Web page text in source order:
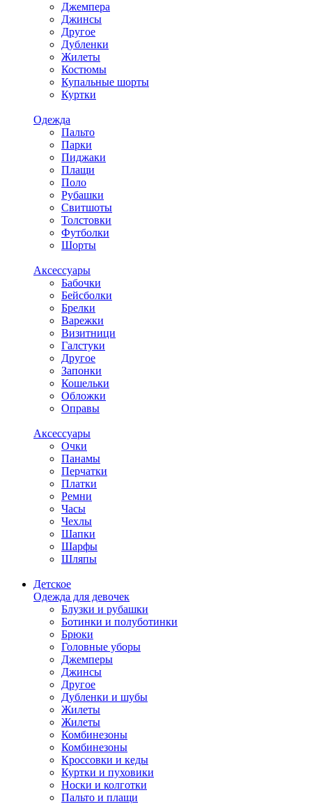
Джемпера
Джинсы
Другое
Дубленки
Жилеты
Костюмы
Купальные шорты
Куртки
Одежда
Пальто
Парки
Пиджаки
Плащи
Поло
Рубашки
Свитшоты
Толстовки
Футболки
Шорты
Аксессуары
Бабочки
Бейсболки
Брелки
Варежки
Визитници
Галстуки
Другое
Запонки
Кошельки
Обложки
Оправы
Аксессуары
Очки
Панамы
Перчатки
Платки
Ремни
Часы
Чехлы
Шапки
Шарфы
Шляпы
Детское
Одежда для девочек
Блузки и рубашки
Ботинки и полуботинки
Брюки
Головные уборы
Джемперы
Джинсы
Другое
Дубленки и шубы
Жилеты
Жилеты
Комбинезоны
Комбинезоны
Кроссовки и кеды
Куртки и пуховики
Носки и колготки
Пальто и плащи